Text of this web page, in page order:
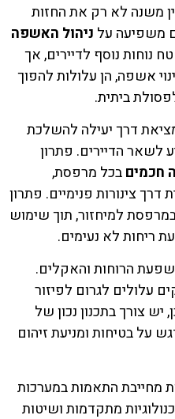
משנה לא רק את החזות
משפיעה על ניהול האשפה
נוחות נוסף לדיירים, אך
אשפה, הן עלולות להפוך
ביתית.
דרך יעילה להשלכת
לשאר הדיירים. פתרון
חכמיםבכל מרפסת,
דרך צינורות פנימיים. פתרון
למיחזור, תוך שימוש
ריחות לא נעימים.
הרוחות והאקלים.
עלולים לגרום לפיזור
צורך בתכנון נכון של
על בטיחות ומניעת זיהום
מחייבת התאמות במערכות
מתקדמות ושיטות